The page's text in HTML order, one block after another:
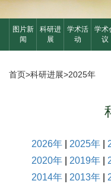
图片新
闻
科研进
展
学术活
动
学术
议
首页>科研进展>2025年
2026年 2025年
2020年
2019年
2014年
2013年